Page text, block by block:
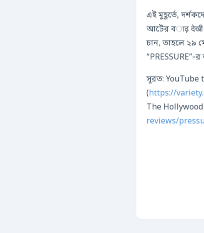
এই মুহূর্তে,
আর্টের বाढ़ देखी
চান, তাহলে ২৯
“PRESSURE”‑র
সূরত: YouTube
(https://
The
reviews/